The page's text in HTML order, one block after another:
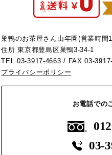
巣鴨のお茶屋さん山年園(営業時
住所 東京都豊島区巣鴨3-34-1
TEL03-3917-4663 / FAX 03-
プライバシーポリシー
お電話での
03-